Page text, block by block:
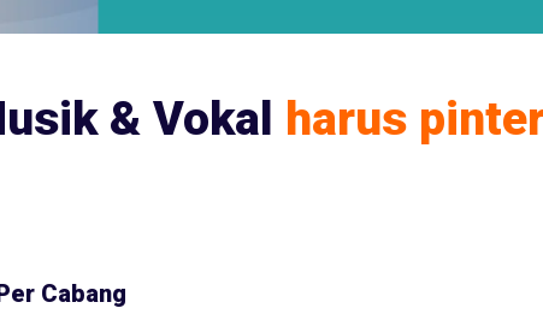
& Vokal harus
Cabang